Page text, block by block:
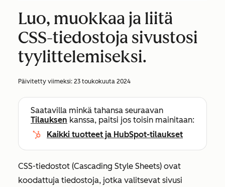
Luo, muokkaa ja liitä
CSS-tiedostoja sivustosi
tyylittelemiseksi.
Päivitetty viimeksi: 23 toukokuuta 2024
Saatavilla minkä tahansa seuraavan
Tilauksen kanssa, paitsi jos toisin mainitaan:
Kaikki tuotteet ja HubSpot-tilaukset
CSS-tiedostot (Cascading Style Sheets) ovat
koodattuja tiedostoja, jotka valitsevat sivusi